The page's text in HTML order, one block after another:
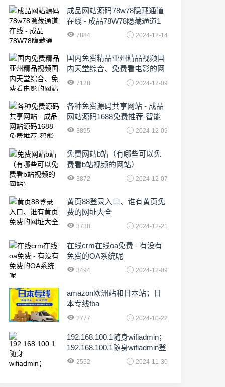
成品网站源码78w78隐藏通道
在线 - 成品78W78隐藏通道1
农业数字化,为乡村振兴注入新
7884 2024-12-14
国内免费精品亚州精品视频国
内天堂综合、免费看电影的网
站有哪些啊
7128 2024-12-09
各种免费源码共享网站 - 成品
网站源码1688免费推荐-智能
化时代的挑战与机遇!
3895 2024-12-09
免费网站b站（有哪些可以免
费看b站视频的网站）
3872 2024-12-07
黄页88登录入口、谁有黄页免
费的网址大全
3738 2024-12-21
在线crm在线oa免费 - 有没有
免费的OA系统呢
3494 2024-12-09
amazon欧洲站和日本站；日
本专线fba
2777 2024-10-22
192.168.100.1随身wifiadmin；
192.168.100.1随身wifiadmin登
录器2552 2024-11-30